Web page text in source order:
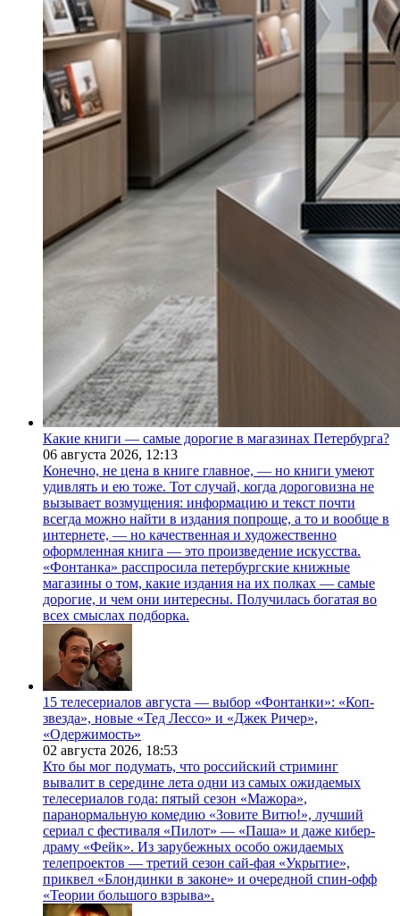
Какие книги — самые дорогие в магазинах Петербурга?
06 августа 2026, 12:13
Конечно, не цена в книге главное, — но книги умеют
удивлять и ею тоже. Тот случай, когда дороговизна не
вызывает возмущения: информацию и текст почти
всегда можно найти в издания попроще, а то и вообще в
интернете, — но качественная и художественно
оформленная книга — это произведение искусства.
«Фонтанка» расспросила петербургские книжные
магазины о том, какие издания на их полках — самые
дорогие, и чем они интересны. Получилась богатая во
всех смыслах подборка.
15 телесериалов августа — выбор «Фонтанки»: «Коп-
звезда», новые «Тед Лессо» и «Джек Ричер»,
«Одержимость»
02 августа 2026, 18:53
Кто бы мог подумать, что российский стриминг
вывалит в середине лета одни из самых ожидаемых
телесериалов года: пятый сезон «Мажора»,
паранормальную комедию «Зовите Витю!», лучший
сериал с фестиваля «Пилот» — «Паша» и даже кибер-
драму «Фейк». Из зарубежных особо ожидаемых
телепроектов — третий сезон сай-фая «Укрытие»,
приквел «Блондинки в законе» и очередной спин-офф
«Теории большого взрыва».